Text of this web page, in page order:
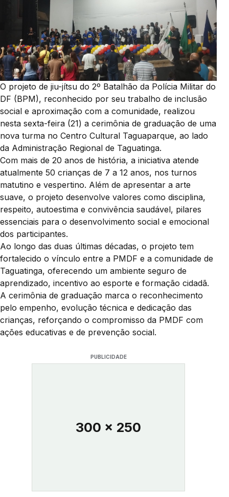
O projeto de jiu-jítsu do 2º Batalhão da Polícia Militar do
DF (BPM), reconhecido por seu trabalho de inclusão
social e aproximação com a comunidade, realizou
nesta sexta-feira (21) a cerimônia de graduação de uma
nova turma no Centro Cultural Taguaparque, ao lado
da Administração Regional de Taguatinga.
Com mais de 20 anos de história, a iniciativa atende
atualmente 50 crianças de 7 a 12 anos, nos turnos
matutino e vespertino. Além de apresentar a arte
suave, o projeto desenvolve valores como disciplina,
respeito, autoestima e convivência saudável, pilares
essenciais para o desenvolvimento social e emocional
dos participantes.
Ao longo das duas últimas décadas, o projeto tem
fortalecido o vínculo entre a PMDF e a comunidade de
Taguatinga, oferecendo um ambiente seguro de
aprendizado, incentivo ao esporte e formação cidadã.
A cerimônia de graduação marca o reconhecimento
pelo empenho, evolução técnica e dedicação das
crianças, reforçando o compromisso da PMDF com
ações educativas e de prevenção social.
PUBLICIDADE
300 x 250